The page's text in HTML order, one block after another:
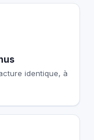
identique, à